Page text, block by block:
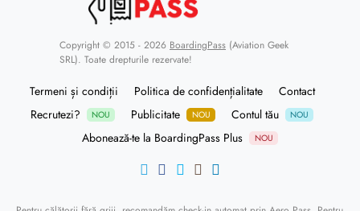
Copyright © 2015 - 2026 BoardingPass (Aviation Geek
SRL). Toate drepturile rezervate!
Termeni și condiții Politica de confidențialitate
Contact
Recrutezi?
NOU Publicitate NOU Contul tău NOU
Abonează-te la BoardingPass Plus NOU